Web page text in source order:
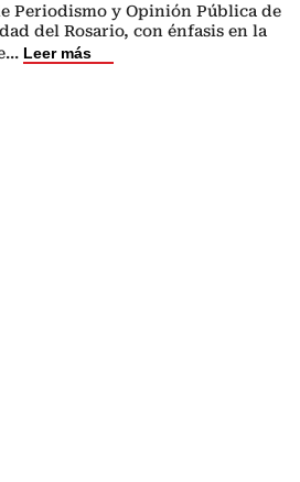
Periodismo y Opinión Pública de
del Rosario, con énfasis en la
... Leer más